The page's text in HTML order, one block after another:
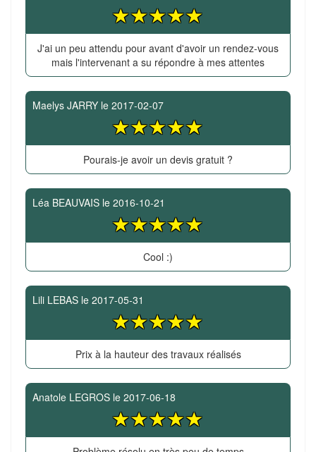
J'ai un peu attendu pour avant d'avoir un rendez-vous
mais l'intervenant a su répondre à mes attentes
Maelys JARRY le 2017-02-07
Pourais-je avoir un devis gratuit ?
Léa BEAUVAIS le 2016-10-21
Cool :)
Lili LEBAS le 2017-05-31
Prix à la hauteur des travaux réalisés
Anatole LEGROS le 2017-06-18